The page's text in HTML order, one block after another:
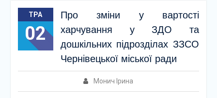
ТРА
02
Про зміни у вартості
харчування у ЗДО та
дошкільних підрозділах ЗЗСО
Чернівецької міської ради
Монич Ірина